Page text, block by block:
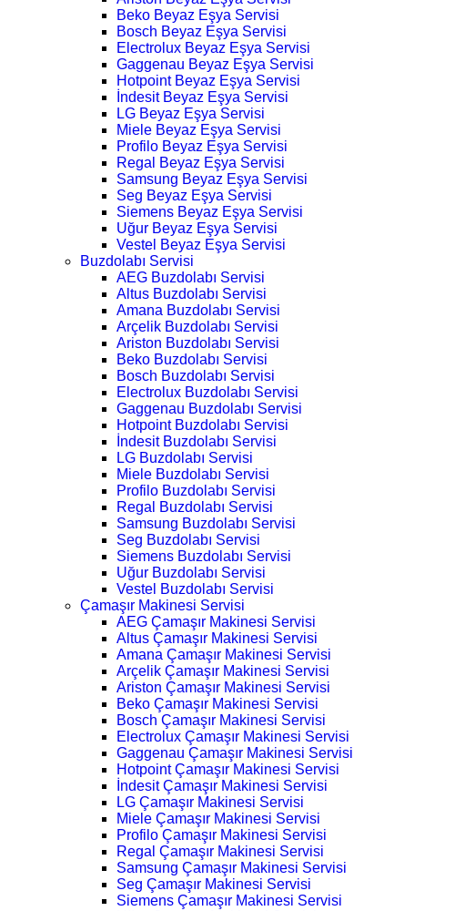
Beko Beyaz Eşya Servisi
Bosch Beyaz Eşya Servisi
Electrolux Beyaz Eşya Servisi
Gaggenau Beyaz Eşya Servisi
Hotpoint Beyaz Eşya Servisi
İndesit Beyaz Eşya Servisi
LG Beyaz Eşya Servisi
Miele Beyaz Eşya Servisi
Profilo Beyaz Eşya Servisi
Regal Beyaz Eşya Servisi
Samsung Beyaz Eşya Servisi
Seg Beyaz Eşya Servisi
Siemens Beyaz Eşya Servisi
Uğur Beyaz Eşya Servisi
Vestel Beyaz Eşya Servisi
Buzdolabı Servisi
AEG Buzdolabı Servisi
Altus Buzdolabı Servisi
Amana Buzdolabı Servisi
Arçelik Buzdolabı Servisi
Ariston Buzdolabı Servisi
Beko Buzdolabı Servisi
Bosch Buzdolabı Servisi
Electrolux Buzdolabı Servisi
Gaggenau Buzdolabı Servisi
Hotpoint Buzdolabı Servisi
İndesit Buzdolabı Servisi
LG Buzdolabı Servisi
Miele Buzdolabı Servisi
Profilo Buzdolabı Servisi
Regal Buzdolabı Servisi
Samsung Buzdolabı Servisi
Seg Buzdolabı Servisi
Siemens Buzdolabı Servisi
Uğur Buzdolabı Servisi
Vestel Buzdolabı Servisi
Çamaşır Makinesi Servisi
AEG Çamaşır Makinesi Servisi
Altus Çamaşır Makinesi Servisi
Amana Çamaşır Makinesi Servisi
Arçelik Çamaşır Makinesi Servisi
Ariston Çamaşır Makinesi Servisi
Beko Çamaşır Makinesi Servisi
Bosch Çamaşır Makinesi Servisi
Electrolux Çamaşır Makinesi Servisi
Gaggenau Çamaşır Makinesi Servisi
Hotpoint Çamaşır Makinesi Servisi
İndesit Çamaşır Makinesi Servisi
LG Çamaşır Makinesi Servisi
Miele Çamaşır Makinesi Servisi
Profilo Çamaşır Makinesi Servisi
Regal Çamaşır Makinesi Servisi
Samsung Çamaşır Makinesi Servisi
Seg Çamaşır Makinesi Servisi
Siemens Çamaşır Makinesi Servisi